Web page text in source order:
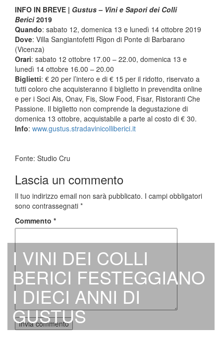
I VINI DEI COLLI
BERICI FESTEGGIANO
I DIECI ANNI DI
GUSTUS
INFO IN BREVE | Gustus – Vini e Sapori dei Colli
Berici2019
Quando: sabato 12, domenica 13 e lunedì 14 ottobre 2019
Dove: Villa Sangiantofetti Rigon di Ponte di Barbarano
(Vicenza)
Orari: sabato 12 ottobre 17.00 – 22.00, domenica 13 e
lunedì 14 ottobre 16.00 – 20.00
Biglietti: € 20 per l’intero e di € 15 per il ridotto, riservato a
tutti coloro che acquisteranno il biglietto in prevendita online
e per i Soci Ais, Onav, Fis, Slow Food, Fisar, Ristoranti Che
Passione. Il biglietto non comprende la degustazione di
domenica 13 ottobre, acquistabile a parte al costo di € 30.
Info: www.gustus.stradavinicolliberici.it
Fonte: Studio Cru
Lascia un commento
Il tuo indirizzo email non sarà pubblicato. I campi obbligatori
sono contrassegnati *
Commento *